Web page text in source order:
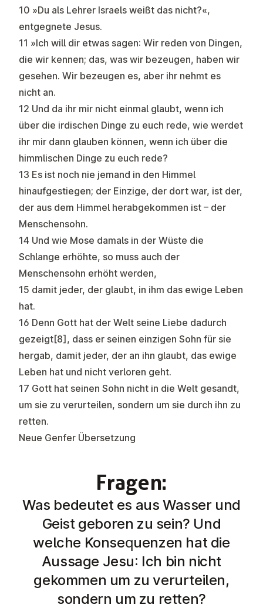
10 »Du als Lehrer Israels weißt das nicht?«,
entgegnete Jesus.
11 »Ich will dir etwas sagen: Wir reden von Dingen,
die wir kennen; das, was wir bezeugen, haben wir
gesehen. Wir bezeugen es, aber ihr nehmt es
nicht an.
12 Und da ihr mir nicht einmal glaubt, wenn ich
über die irdischen Dinge zu euch rede, wie werdet
ihr mir dann glauben können, wenn ich über die
himmlischen Dinge zu euch rede?
13 Es ist noch nie jemand in den Himmel
hinaufgestiegen; der Einzige, der dort war, ist der,
der aus dem Himmel herabgekommen ist – der
Menschensohn.
14 Und wie Mose damals in der Wüste die
Schlange erhöhte, so muss auch der
Menschensohn erhöht werden,
15 damit jeder, der glaubt, in ihm das ewige Leben
hat.
16 Denn Gott hat der Welt seine Liebe dadurch
gezeigt[8], dass er seinen einzigen Sohn für sie
hergab, damit jeder, der an ihn glaubt, das ewige
Leben hat und nicht verloren geht.
17 Gott hat seinen Sohn nicht in die Welt gesandt,
um sie zu verurteilen, sondern um sie durch ihn zu
retten.
Neue Genfer Übersetzung
Fragen:
Was bedeutet es aus Wasser und
Geist geboren zu sein? Und
welche Konsequenzen hat die
Aussage Jesu: Ich bin nicht
gekommen um zu verurteilen,
sondern um zu retten?